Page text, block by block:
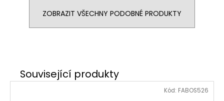
ZOBRAZIT VŠECHNY PODOBNÉ PRODUKTY
Kód: FABOS526